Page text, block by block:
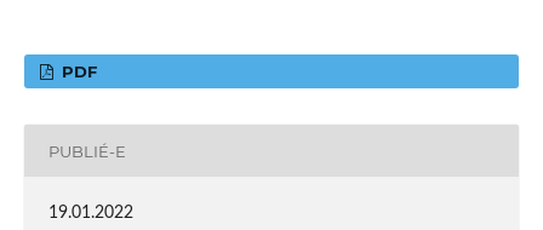
PDF
PUBLIÉ-E
19.01.2022